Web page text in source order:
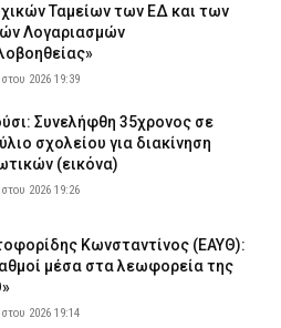
Ταμείων των ΕΔ και των
Λογαριασμών
2026 19:39
Συνελήφθη 35χρονος σε
σχολείου για διακίνηση
(εικόνα)
2026 19:26
Κωνσταντίνος (ΕΑΥΘ):
μέσα στα λεωφορεία της
2026 19:14